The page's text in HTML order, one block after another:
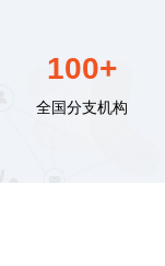
100+
全国分支机构